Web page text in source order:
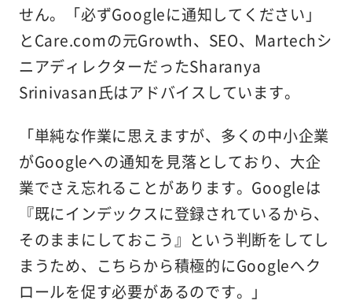
せん。「必ずGoogleに通知してください」
とCare.comの元Growth、SEO、Martechシ
ニアディレクターだったSharanya
Srinivasan氏はアドバイスしています。
「単純な作業に思えますが、多くの中小企業
がGoogleへの通知を見落としており、大企
業でさえ忘れることがあります。Googleは
『既にインデックスに登録されているから、
そのままにしておこう』という判断をしてし
まうため、こちらから積極的にGoogleへク
ロールを促す必要があるのです。」